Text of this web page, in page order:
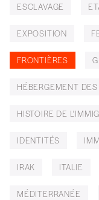
ESCLAVAGE
EXPOSITION
FRONTIÈRES
HÉBERGEMENT
HISTOIRE DE
IDENTITÉS
IRAK ITALIE
MÉDITERRANÉE